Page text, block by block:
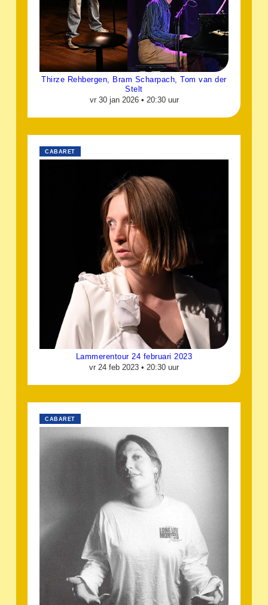
Thirze Rehbergen, Bram Scharpach, Tom van der
Stelt
vr 30 jan 2026 • 20:30 uur
CABARET
Lammerentour 24 februari 2023
vr 24 feb 2023 • 20:30 uur
CABARET